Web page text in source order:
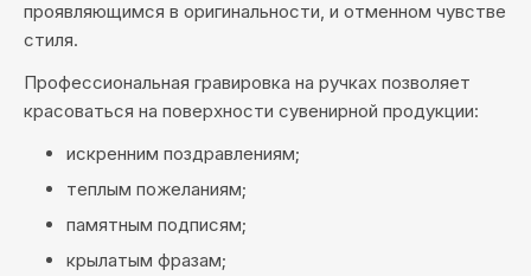
проявляющимся в оригинальности, и отменном чувстве
стиля.
Профессиональная гравировка на ручках позволяет
красоваться на поверхности сувенирной продукции:
искренним поздравлениям;
теплым пожеланиям;
памятным подписям;
крылатым фразам;